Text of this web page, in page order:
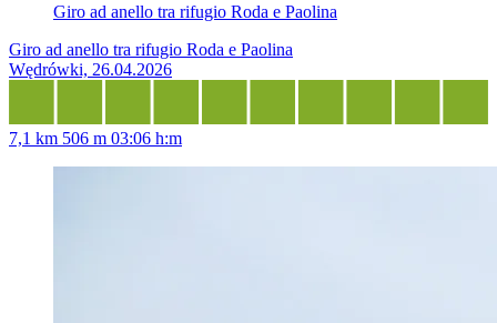
Giro ad anello tra rifugio Roda e Paolina
Giro ad anello tra rifugio Roda e Paolina
Wędrówki, 26.04.2026
7,1 km 506 m 03:06 h:m